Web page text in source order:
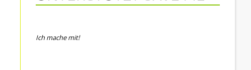
Ich mache mit!